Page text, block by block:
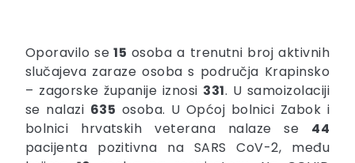
Oporavilo se 15 osoba a trenutni broj aktivnih
slučajeva zaraze osoba s područja Krapinsko
– zagorske županije iznosi 331. U samoizolaciji
se nalazi 635 osoba. U Općoj bolnici Zabok i
bolnici hrvatskih veterana nalaze se 44
pacijenta pozitivna na SARS CoV-2, među